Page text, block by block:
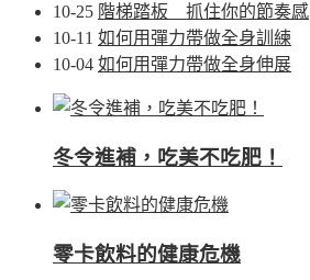
10-25 階梯踏板 抓住你的節奏感
10-11 如何用彈力帶做全身訓練
10-04 如何用彈力帶做全身伸展
冬令進補，吃美不吃肥！
零卡飲料的健康危機